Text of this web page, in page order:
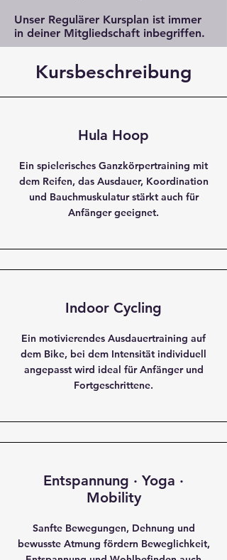
Unser Regulärer Kursplan ist immer
in deiner Mitgliedschaft inbegriffen.
Kursbeschreibung
Hula Hoop
Ein spielerisches Ganzkörpertraining mit
dem Reifen, das Ausdauer, Koordination
und Bauchmuskulatur stärkt auch für
Anfänger geeignet.
Indoor Cycling
Ein motivierendes Ausdauertraining auf
dem Bike, bei dem Intensität individuell
angepasst wird ideal für Anfänger und
Fortgeschrittene.
Entspannung · Yoga ·
Mobility
Sanfte Bewegungen, Dehnung und
bewusste Atmung fördern Beweglichkeit,